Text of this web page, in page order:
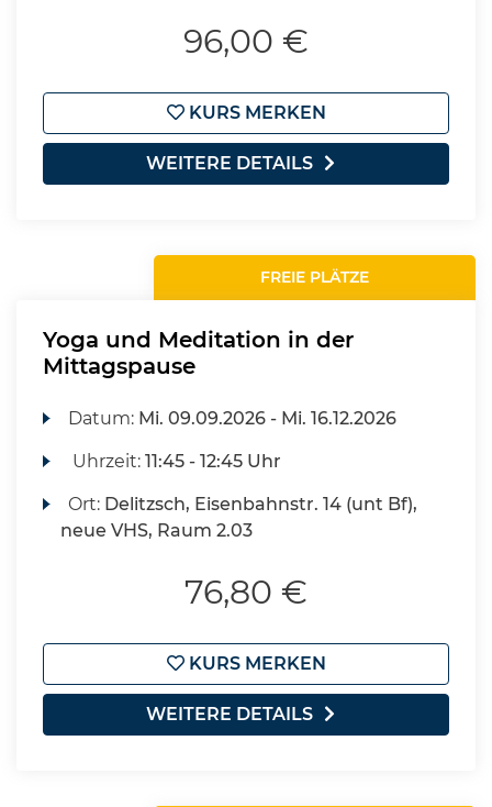
96,00 €
KURS MERKEN
WEITERE DETAILS
FREIE PLÄTZE
Yoga und Meditation in der
Mittagspause
Datum: Mi. 09.09.2026 - Mi. 16.12.2026
Uhrzeit:11:45 - 12:45 Uhr
Ort: Delitzsch, Eisenbahnstr. 14 (unt Bf),
neue VHS, Raum 2.03
76,80 €
KURS MERKEN
WEITERE DETAILS